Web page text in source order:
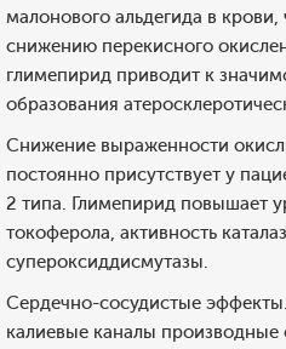
малонового альдегида в крови,
снижению перекисного
глимепирид приводит к
образования
Снижение выраженности
постоянно присутствует у
2 типа. Глимепирид повышает
токоферола, активность
супероксиддисмутазы.
Сердечно-сосудистые
калиевые каналы